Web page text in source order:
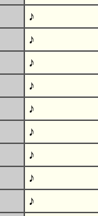
♪
♪
♪
♪
♪
♪
♪
♪
♪